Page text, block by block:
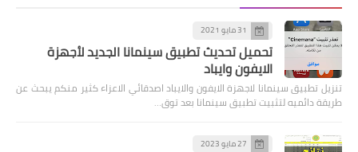
31 مايو 2021
تحميل تحديث تطبيق سينمانا الجديد لأجهزة
الايفون وايباد
تنزيل تطبيق سينمانا لاجهزة الايفون والايباد اصدقائي الاعزاء كثير منكم يبحث عن
طريقة دائميه لتثبيت تطبيق سينمانا بعد توق…
27 مايو 2023